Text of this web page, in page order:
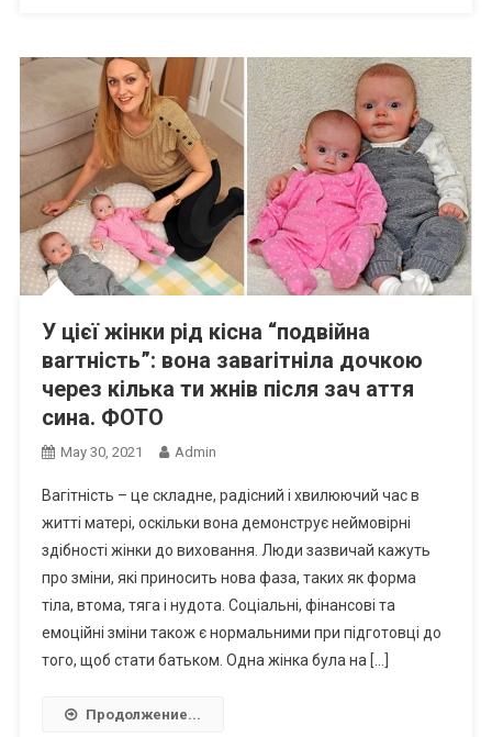
У цієї жінки рід кісна “подвійна
ваrтність”: вона заваrітніла дочкою
через кілька ти жнів після зач аття
сина. ФОТО
May 30, 2021 Admin
Вагітність – це складне, радісний і хвилюючий час в
житті матері, оскільки вона демонструє неймовірні
здібності жінки до виховання. Люди зазвичай кажуть
про зміни, які приносить нова фаза, таких як форма
тіла, втома, тяга і нудота. Соціальні, фінансові та
емоційні зміни також є нормальними при підготовці до
того, щоб стати батьком. Одна жінка була на […]
Продолжение...